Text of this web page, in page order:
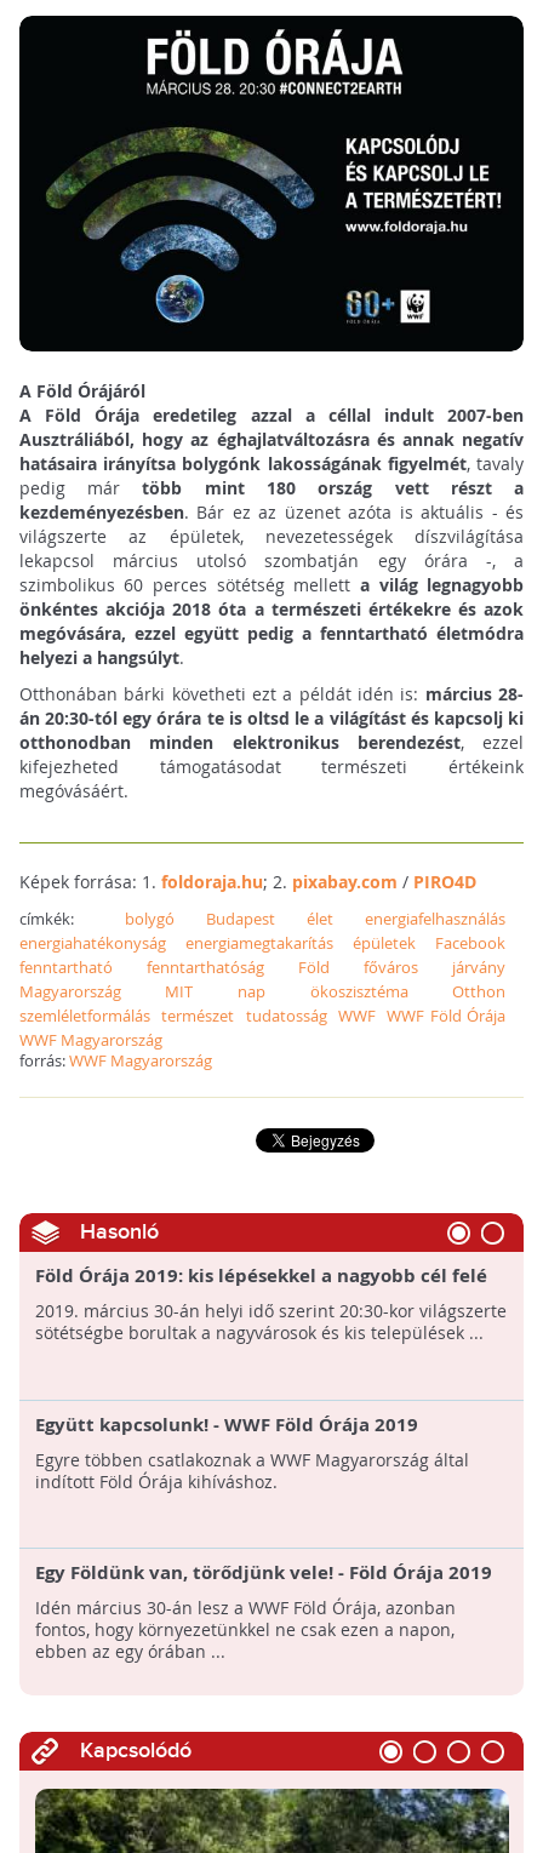
A Föld Órájáról
A Föld Órája eredetileg azzal a céllal indult 2007-ben
Ausztráliából, hogy az éghajlatváltozásra és annak negatív
hatásaira irányítsa bolygónk lakosságának figyelmét, tavaly
pedig mártöbb mint 180 ország vett részt a
kezdeményezésben. Bár ez az üzenet azóta is aktuális - és
világszerte az épületek, nevezetességek díszvilágítása
lekapcsol március utolsó szombatján egy órára -, a
szimbolikus 60 perces sötétség mellett a világ legnagyobb
önkéntes akciója 2018 óta a természeti értékekre és azok
megóvására, ezzel együtt pedig a fenntartható életmódra
helyezi a hangsúlyt.
Otthonában bárki követheti ezt a példát idén is: március 28-
án 20:30-tól egy órára te is oltsd le a világítást és kapcsolj ki
otthonodban minden elektronikus berendezést, ezzel
kifejezheted támogatásodat természeti értékeink
megóvásáért.
Képek forrása: 1. foldoraja.hu; 2. pixabay.com / PIRO4D
címkék: bolygó Budapest élet
energiafelhasználás
energiahatékonyság
energiamegtakarítás épületek
Facebook
fenntartható
fenntarthatóság Föld főváros
járvány
Magyarország
MIT nap ökoszisztéma
Otthon
szemléletformálás természet tudatosság WWF WWF Föld Órája
WWF Magyarország
forrás:WWF Magyarország
Hasonló
Föld Órája 2019: kis lépésekkel a nagyobb cél felé
2019. március 30-án helyi idő szerint 20:30-kor világszerte
sötétségbe borultak a nagyvárosok és kis települések ...
Együtt kapcsolunk! - WWF Föld Órája 2019
Egyre többen csatlakoznak a WWF Magyarország által
indított Föld Órája kihíváshoz.
Egy Földünk van, törődjünk vele! - Föld Órája 2019
Idén március 30-án lesz a WWF Föld Órája, azonban
fontos, hogy környezetünkkel ne csak ezen a napon,
ebben az egy órában ...
Kapcsolódó